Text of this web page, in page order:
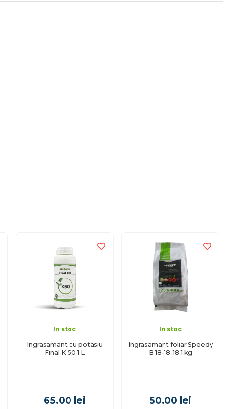
In stoc
Ingrasamant cu potasiu
Final K 50 1 L
65.00 lei
In stoc
Ingrasamant foliar Speedy
B 18-18-18 1 kg
50.00 lei